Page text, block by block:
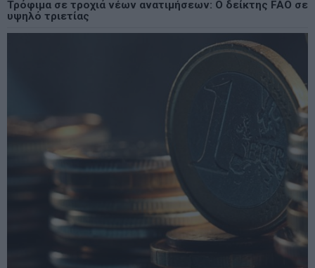
Τρόφιμα σε τροχιά νέων ανατιμήσεων: Ο δείκτης FAO σε
υψηλό τριετίας